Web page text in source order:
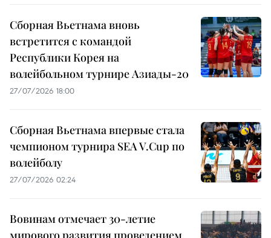
Сборная Вьетнама вновь
встретится с командой
Республики Корея на
волейбольном турнире Азиады-20
27/07/2026 18:00
Сборная Вьетнама впервые стала
чемпионом турнира SEA V.Cup по
волейболу
27/07/2026 02:24
Вовинам отмечает 30-летие